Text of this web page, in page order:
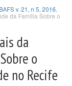
v. 21, n 5, 2016.
da Família Sobre o
da
o
no Recife